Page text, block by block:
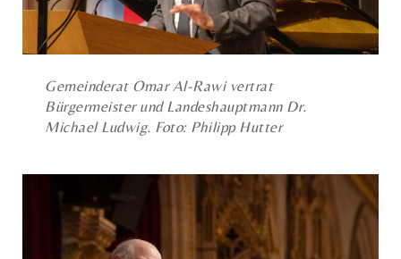
Gemeinderat Omar Al-Rawi vertrat
Bürgermeister und Landeshauptmann Dr.
Michael Ludwig. Foto: Philipp Hutter